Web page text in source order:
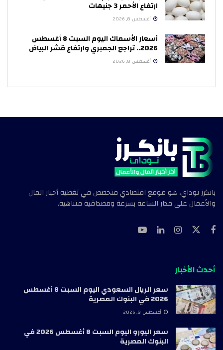
ارتفاع الأحمر 3 جنيهات
أغسطس 8, 2026
أسعار الأسماك اليوم السبت 8 أغسطس
2026.. تراجع الجمبري وارتفاع قشر البياض
أغسطس 8, 2026
بانكرز توداي، هو موقع اقتصادي متخصص في تغطية أخبار المال
والأعمال على مدار الساعة بسرعة ومصداقية متناهية.
أحدث الأخبار
سعر الريال السعودي اليوم السبت 8 أغسطس
2026 في البنوك المصرية
أغسطس 8, 2026
سعر اليورو اليوم السبت 8 أغسطس 2026 في
البنوك المصرية